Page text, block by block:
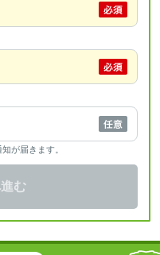
が届きます。
む